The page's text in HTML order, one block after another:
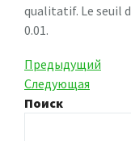
qualitatif. Le seuil
0.01.
по
записям
Предыдущая
запись
Предыдущий
Следующая
запись
Следующая
Поиск